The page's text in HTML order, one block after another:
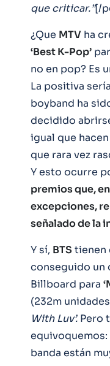
que criticar.”[/
¿Que MTV ha
‘Best K-Pop’
no en pop? Es
La positiva
boyband ha
decidido
igual que
que rara vez
Y esto ocurre
premios que,
excepciones,
señalado de la
Y sí, BTS tienen
conseguido un
Billboard para
(232m
With Luv’. Pero
equivoquemos:
banda están